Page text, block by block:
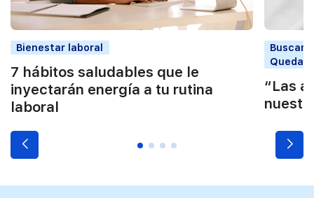
Bienestar laboral
7 hábitos saludables que le
inyectarán energía a tu rutina
laboral
Buscar
“Las